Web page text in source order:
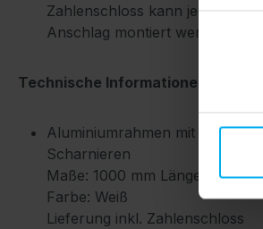
Zahlenschloss kann je nach
Anschlag montiert werden.
Technische Informationen
Aluminiumrahmen mit
Scharnieren
Maße: 1000 mm Länge
Farbe: Weiß
Lieferung inkl. Zahlenschloss